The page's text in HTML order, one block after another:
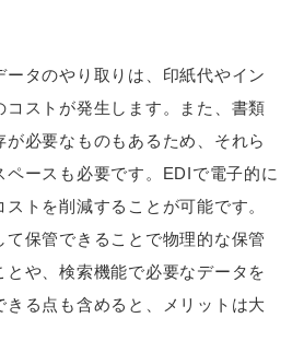
ータのやり取りは、印紙代やイン
コストが発生します。また、書類
が必要なものもあるため、それら
ペースも必要です。EDIで電子的に
トを削減することが可能です。
て保管できることで物理的な保管
とや、検索機能で必要なデータを
きる点も含めると、メリットは大